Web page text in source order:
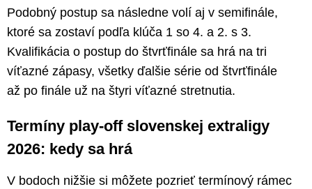
Podobný postup sa následne volí aj v semifinále,
ktoré sa zostaví podľa klúča 1 so 4. a 2. s 3.
Kvalifikácia o postup do štvrťfinále sa hrá na tri
víťazné zápasy, všetky ďalšie série od štvrťfinále
až po finále už na štyri víťazné stretnutia.
Termíny play-off slovenskej extraligy
2026: kedy sa hrá
V bodoch nižšie si môžete pozrieť termínový rámec